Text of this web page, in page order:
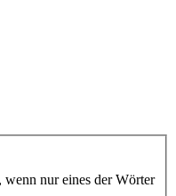
nur eines der Wörter